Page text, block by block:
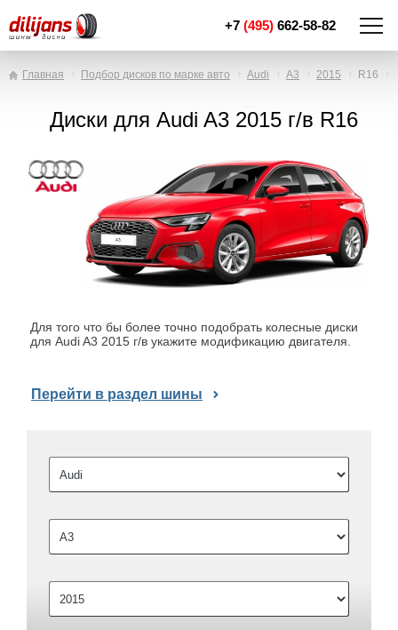
+7 (495) 662-58-82
Главная Подбор дисков по марке авто Audi A3 2015 R16
Диски для Audi A3 2015 г/в R16
Для того что бы более точно подобрать колесные диски
для Audi A3 2015 г/в укажите модификацию двигателя.
Перейти в раздел шины